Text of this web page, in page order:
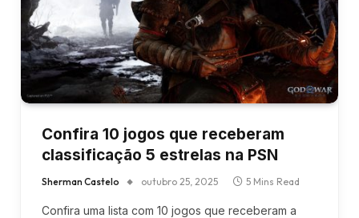
Confira 10 jogos que receberam
classificação 5 estrelas na PSN
Sherman Castelo outubro 25, 2025 5 Mins Read
Confira uma lista com 10 jogos que receberam a